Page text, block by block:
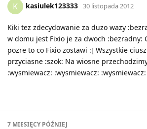
K kasiulek123333 30 listopada 2012
Kiki tez zdecydowanie za duzo wazy
w domu jest Fixio je za dwoch :bezradny:
pozre to co Fixio zostawi :[ Wszystkie
przyciasne :szok: Na wiosne
:wysmiewacz: :wysmiewacz: :wysmiewacz:
7 MIESIĘCYPÓŹNIEJ